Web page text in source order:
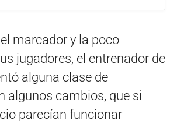
marcador y la poco
jugadores, el entrenador de
alguna clase de
algunos cambios, que si
parecían funcionar